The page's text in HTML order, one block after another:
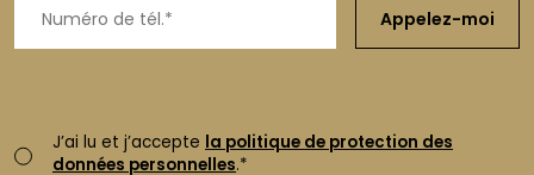
Appelez-moi
J’ai lu et j’accepte la politique de protection des
données personnelles.*